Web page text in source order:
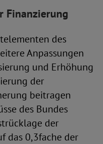
Finanzierung
des
Anpassungen
und Erhöhung
der
beitragen
des Bundes
der
das 0,3fache der